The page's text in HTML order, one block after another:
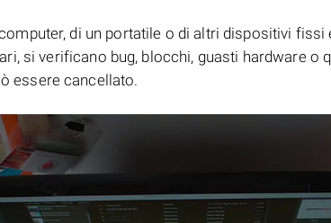
di un portatile o di altri dispositivi fissi
si verificano bug, blocchi, guasti hardware o
essere cancellato.